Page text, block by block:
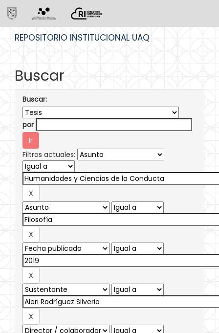
REPOSITORIO INSTITUCIONAL UAQ
Buscar
Buscar:
por
Filtros actuales: